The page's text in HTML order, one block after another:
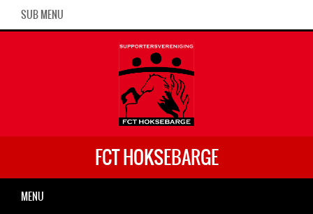
SUB MENU
FCT HOKSEBARGE
MENU